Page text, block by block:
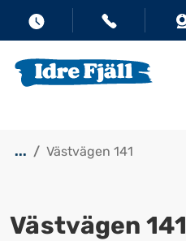
... Västvägen 141
Västvägen 141